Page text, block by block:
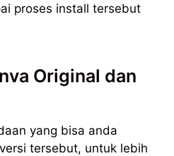
proses install tersebut
Original dan
yang bisa anda
tersebut, untuk lebih